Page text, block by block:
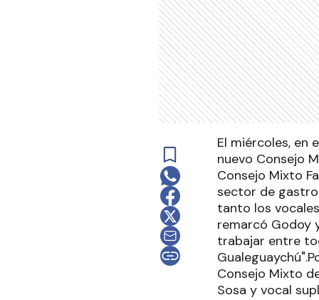
El miércoles, en
nuevo Consejo
Consejo Mixto
sector de
tanto los
remarcó Godoy
trabajar entre
Consejo Mixto
Sosa y vocal